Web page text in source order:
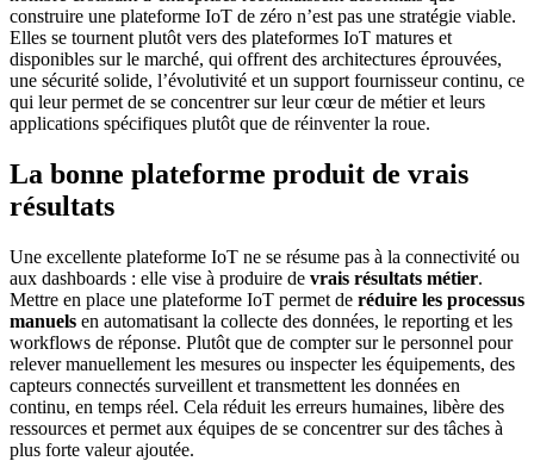
construire une plateforme IoT de zéro n’est pas une stratégie viable.
Elles se tournent plutôt vers des plateformes IoT matures et
disponibles sur le marché, qui offrent des architectures éprouvées,
une sécurité solide, l’évolutivité et un support fournisseur continu, ce
qui leur permet de se concentrer sur leur cœur de métier et leurs
applications spécifiques plutôt que de réinventer la roue.
La bonne plateforme produit de vrais
résultats
Une excellente plateforme IoT ne se résume pas à la connectivité ou
aux dashboards : elle vise à produire de vrais résultats métier.
Mettre en place une plateforme IoT permet de réduire les processus
manuels en automatisant la collecte des données, le reporting et les
workflows de réponse. Plutôt que de compter sur le personnel pour
relever manuellement les mesures ou inspecter les équipements, des
capteurs connectés surveillent et transmettent les données en
continu, en temps réel. Cela réduit les erreurs humaines, libère des
ressources et permet aux équipes de se concentrer sur des tâches à
plus forte valeur ajoutée.